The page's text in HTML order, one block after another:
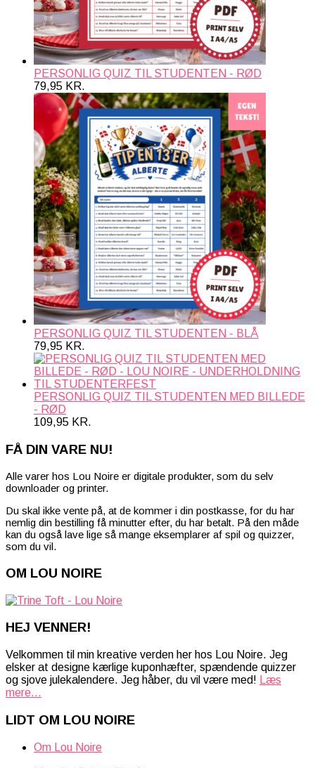
PERSONLIG QUIZ TIL STUDENTEN - RØD
79,95 KR.
PERSONLIG QUIZ TIL STUDENTEN - BLÅ
79,95 KR.
PERSONLIG QUIZ TIL STUDENTEN MED BILLEDE
- RØD
109,95 KR.
FÅ DIN VARE NU!
Alle varer hos Lou Noire er digitale produkter, som du selv
downloader og printer.
Du skal ikke vente på, at de kommer i din postkasse, for du har
nemlig din bestilling få minutter efter, du har betalt. På den måde
kan du også lave lige så mange eksemplarer af spil og quizzer,
som du vil.
OM LOU NOIRE
HEJ VENNER!
Velkommen til min kreative verden her hos Lou Noire. Jeg
elsker at designe kærlige kuponhæfter, spændende quizzer
og sjove julekalendere. Jeg håber, du vil være med!
Læs
mere...
LIDT OM LOU NOIRE
Om Lou Noire